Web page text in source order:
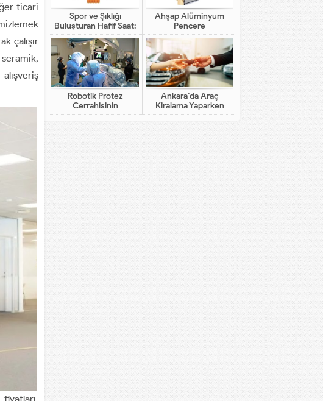
ticari
çalışır
Spor ve Şıklığı
Buluşturan Hafif Saat:
HUAWEI WATCH FIT 5
Pro
Ahşap Alüminyum
Pencere
Robotik Protez
Cerrahisinin
Geleneksel Cerrahiden
Farkı Nedir?
Ankara’da Araç
Kiralama Yaparken
Dikkat Edilecekler